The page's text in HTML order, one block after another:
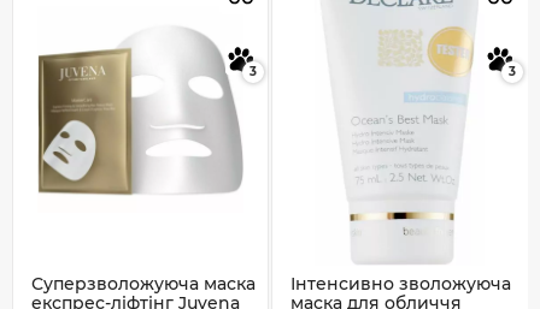
3
Суперзволожуюча маска
експрес-ліфтінг Juvena
3
Інтенсивно зволожуюча
маска для обличчя